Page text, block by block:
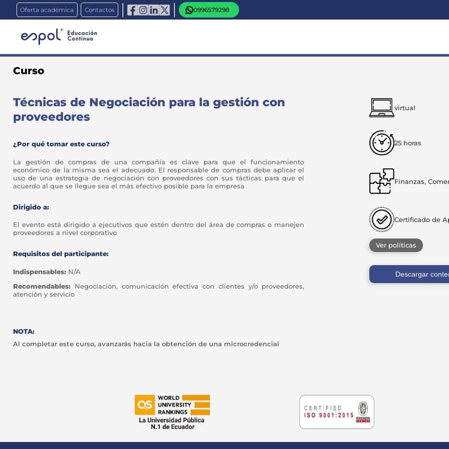
Oferta académica Contactos 0996579298
Curso
Técnicas de Negociación para la gestión con
proveedores
¿Por qué tomar este curso?
La gestión de compras de una compañía es clave para que el funcionamiento
económico de la misma sea el adecuado. El responsable de compras debe aplicar el
uso de una estrategia de negociación con proveedores con sus tácticas para que el
acuerdo al que se llegue sea el más efectivo posible para la empresa
Dirigido a:
El evento está dirigido a ejecutivos que estén dentro del área de compras o manejen
proveedores a nivel corporativo
Requisitos del participante:
Indispensables: N/A
Recomendables: Negociación, comunicación efectiva con clientes y/o proveedores,
atención y servicio
NOTA:
Al completar este curso, avanzarás hacia la obtención de una microcredencial
virtual
25 horas
Finanzas,
Certificado de
Ver políticas
Descargar